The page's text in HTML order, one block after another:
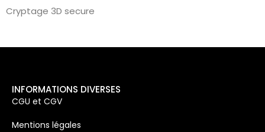
Cryptage 3D secure
INFORMATIONS DIVERSES
CGU et CGV
Mentions légales